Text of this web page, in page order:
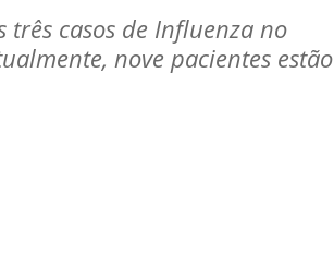
casos de Influenza no
nove pacientes estão